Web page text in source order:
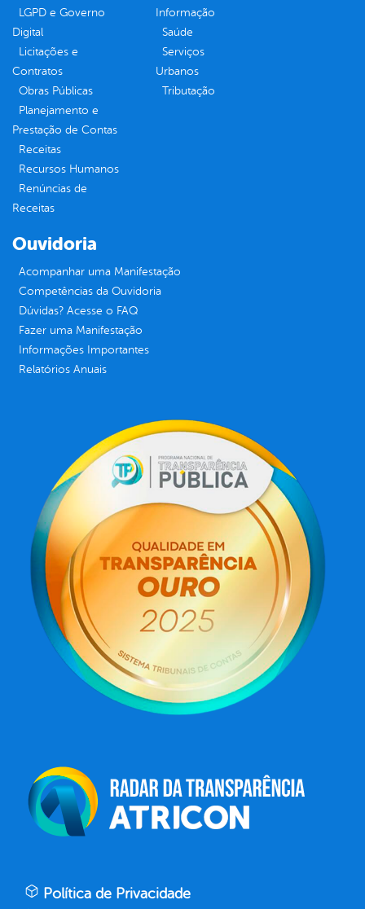
LGPD e Governo
Digital
Licitações e
Contratos
Obras Públicas
Planejamento e
Prestação de Contas
Receitas
Recursos Humanos
Renúncias de
Receitas
Informação
Saúde
Serviços
Urbanos
Tributação
Ouvidoria
Acompanhar uma Manifestação
Competências da Ouvidoria
Dúvidas? Acesse o FAQ
Fazer uma Manifestação
Informações Importantes
Relatórios Anuais
Política de Privacidade